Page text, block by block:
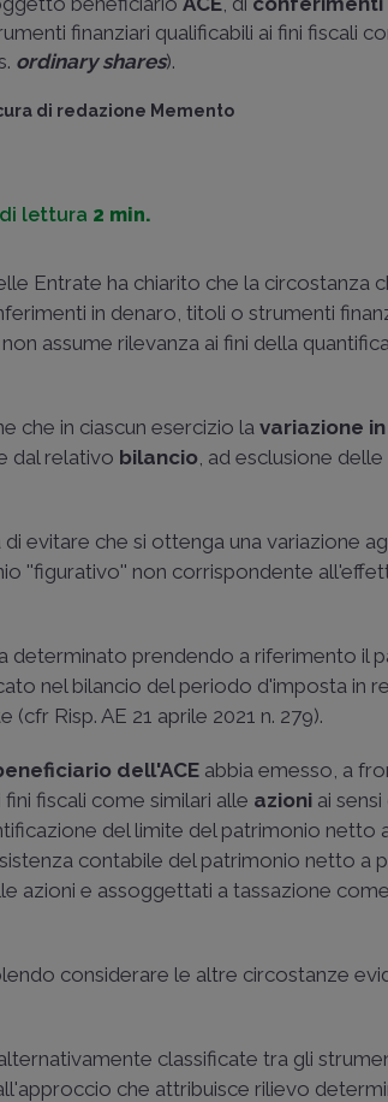
finanziari qualificabili ai fini fiscali
ordinary shares).
di redazione Memento
lettura 2 min.
Entrate ha chiarito che la circostanza
in denaro, titoli o strumenti
assume rilevanza ai fini della
che in ciascun esercizio lavariazione
dal relativo bilancio, ad esclusione delle
evitare che si ottenga una variazione
''figurativo'' non corrispondente
determinato prendendo a riferimento il
nel bilancio del periodo d'imposta in
(cfr Risp. AE 21 aprile 2021 n. 279).
dell'ACE abbia emesso, a
fini fiscali come similari alle azioni ai
del limite del patrimonio netto
contabile del patrimonio netto a
azioni e assoggettati a tassazione
considerare le altre circostanze
classificate tra gli
che attribuisce rilievo